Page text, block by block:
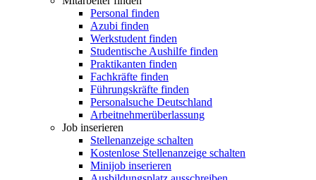
Personal finden
Azubi finden
Werkstudent finden
Studentische Aushilfe finden
Praktikanten finden
Fachkräfte finden
Führungskräfte finden
Personalsuche Deutschland
Arbeitnehmerüberlassung
Job inserieren
Stellenanzeige schalten
Kostenlose Stellenanzeige schalten
Minijob inserieren